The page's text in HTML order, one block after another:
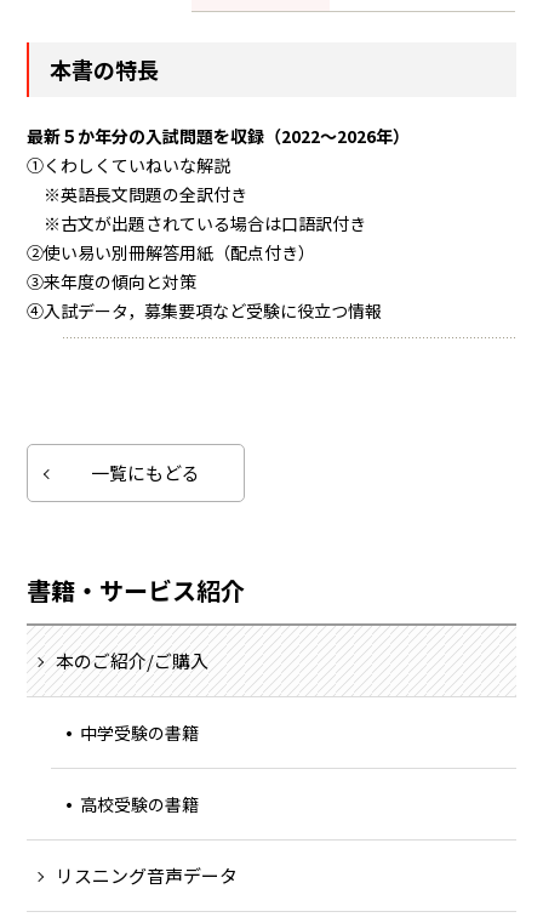
本書の特長
最新５か年分の入試問題を収録（2022～2026年）
①くわしくていねいな解説
※英語長文問題の全訳付き
※古文が出題されている場合は口語訳付き
②使い易い別冊解答用紙（配点付き）
③来年度の傾向と対策
④入試データ，募集要項など受験に役立つ情報
一覧にもどる
書籍・サービス紹介
本のご紹介/ご購入
中学受験の書籍
高校受験の書籍
リスニング音声データ